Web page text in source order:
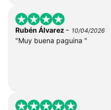
Rubén Álvarez - 10/04/2026
"Muy buena paguina "